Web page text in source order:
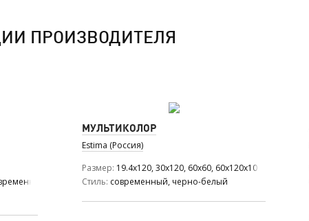
ПРОИЗВОДИТЕЛЯ
черно-белый
МУЛЬТИКОЛОР
Estima (Россия)
Размер 19.4x120, 30x120, 60x60, 60x120x10
Стиль современный, черно-белый